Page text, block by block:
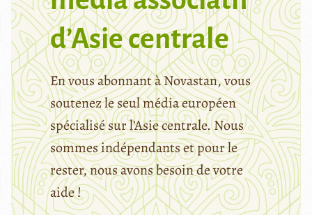
d’Asie centrale
En vous abonnant à Novastan, vous
soutenez le seul média européen
spécialisé sur l’Asie centrale. Nous
sommes indépendants et pour le
rester, nous avons besoin de votre
aide !